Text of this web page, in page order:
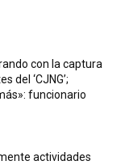
con la captura
del ‘CJNG’;
funcionario
actividades